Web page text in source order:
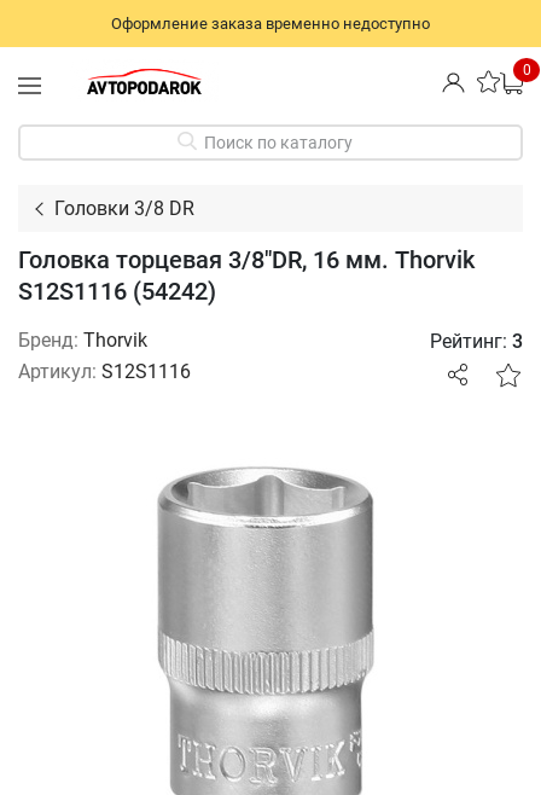
Оформление заказа временно недоступно
0
Поиск по каталогу
Головки 3/8 DR
Головка торцевая 3/8"DR, 16 мм. Thorvik
S12S1116 (54242)
Бренд: Thorvik
Артикул: S12S1116
Рейтинг: 3